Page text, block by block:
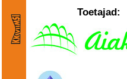
Toetajad: